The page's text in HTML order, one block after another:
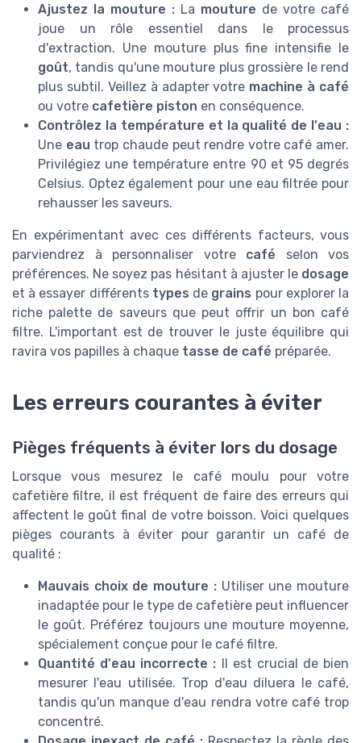
Ajustez la mouture : La mouture de votre café
joue un rôle essentiel dans le processus
d'extraction. Une mouture plus fine intensifie le
goût, tandis qu'une mouture plus grossière le rend
plus subtil. Veillez à adapter votre machine à café
ou votre cafetière piston en conséquence.
Contrôlez la température et la qualité de l'eau :
Une eau trop chaude peut rendre votre café amer.
Privilégiez une température entre 90 et 95 degrés
Celsius. Optez également pour une eau filtrée pour
rehausser les saveurs.
En expérimentant avec ces différents facteurs, vous
parviendrez à personnaliser votre café selon vos
préférences. Ne soyez pas hésitant à ajuster le dosage
et à essayer différents types de grains pour explorer la
riche palette de saveurs que peut offrir un bon café
filtre. L'important est de trouver le juste équilibre qui
ravira vos papilles à chaque tasse de café préparée.
Les erreurs courantes à éviter
Pièges fréquents à éviter lors du dosage
Lorsque vous mesurez le café moulu pour votre
cafetière filtre, il est fréquent de faire des erreurs qui
affectent le goût final de votre boisson. Voici quelques
pièges courants à éviter pour garantir un café de
qualité :
Mauvais choix de mouture :Utiliser une mouture
inadaptée pour le type de cafetière peut influencer
le goût. Préférez toujours une mouture moyenne,
spécialement conçue pour le café filtre.
Quantité d'eau incorrecte : Il est crucial de bien
mesurer l'eau utilisée. Trop d'eau diluera le café,
tandis qu'un manque d'eau rendra votre café trop
concentré.